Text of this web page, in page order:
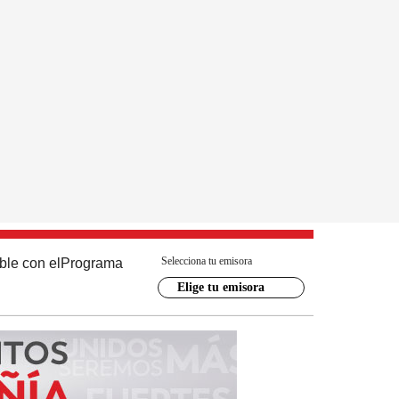
con el Programa Selecciona tu emisora
Elige tu emisora